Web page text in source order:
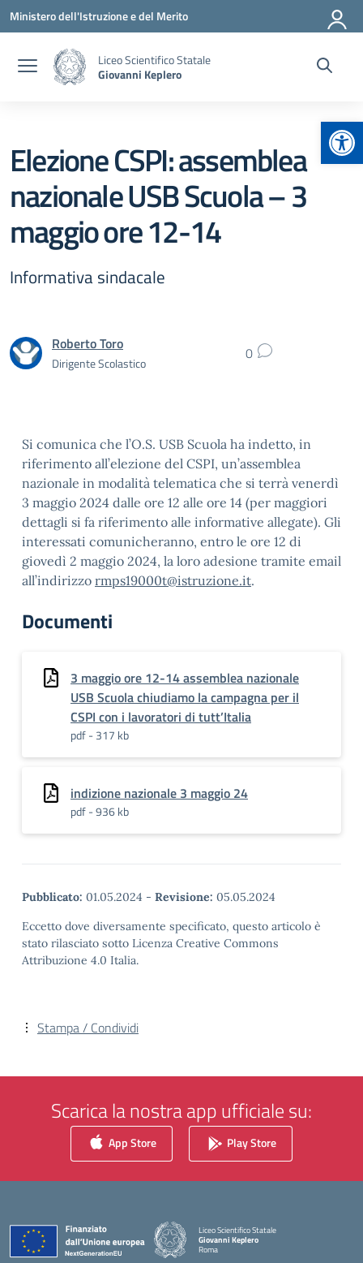
Vai ai contenuti
Vai al menu di navigazione
Vai al footer
Ministero dell'Istruzione e del Merito
Liceo Scientifico Statale
Giovanni Keplero
Elezione CSPI: assemblea
nazionale USB Scuola – 3
maggio ore 12-14
Informativa sindacale
Roberto Toro
Dirigente Scolastico 0
Si comunica che l’O.S. USB Scuola ha indetto, in
riferimento all’elezione del CSPI, un’assemblea
nazionale in modalità telematica che si terrà venerdì
3 maggio 2024 dalle ore 12 alle ore 14 (per maggiori
dettagli si fa riferimento alle informative allegate). Gli
interessati comunicheranno, entro le ore 12 di
giovedì 2 maggio 2024, la loro adesione tramite email
all’indirizzo rmps19000t@istruzione.it.
Documenti
3 maggio ore 12-14 assemblea nazionale
USB Scuola chiudiamo la campagna per il
CSPI con i lavoratori di tutt’Italia
pdf - 317 kb
indizione nazionale 3 maggio 24
pdf - 936 kb
Pubblicato: 01.05.2024 - Revisione: 05.05.2024
Eccetto dove diversamente specificato, questo articolo è
stato rilasciato sotto Licenza Creative Commons
Attribuzione 4.0 Italia.
Stampa / Condividi
Scarica la nostra app ufficiale su:
App Store Play Store
Liceo Scientifico Statale
Giovanni Keplero
Roma